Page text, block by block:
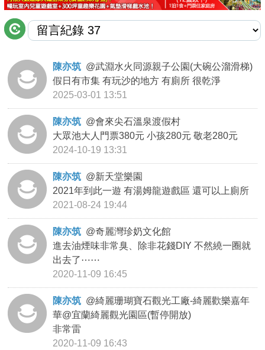
討論區
聯絡我們
APP下載
陳亦筑 @武淵水火同源親子公園(大碗公溜滑梯)
假日有市集 有玩沙的地方 有廁所 很乾淨
2025-03-01 13:51
陳亦筑 @會來尖石溫泉渡假村
大眾池大人門票380元 小孩280元 敬老280元
2024-10-19 13:31
陳亦筑 @新天堂樂園
2021年到此一遊 有湯姆龍遊戲區 還可以上廁所
2021-08-24 19:44
陳亦筑 @奇麗灣珍奶文化館
進去油煙味非常臭、除非花錢DIY 不然繞一圈就
出去了⋯⋯
2020-11-09 16:45
陳亦筑 @綺麗珊瑚寶石觀光工廠-綺麗歡樂嘉年
華@宜蘭綺麗觀光園區(暫停開放)
非常雷
2020-11-09 16:43